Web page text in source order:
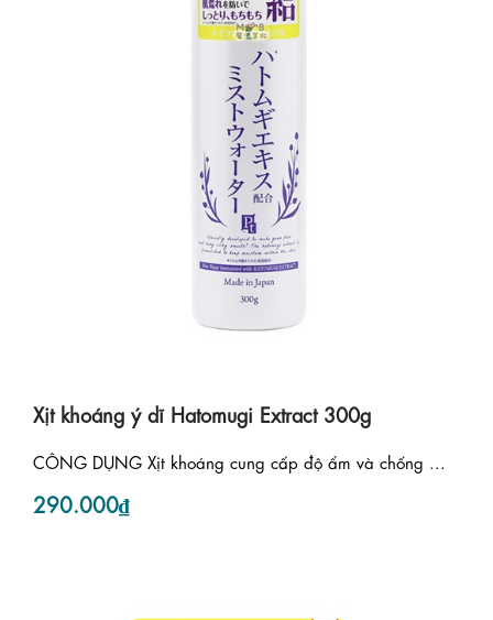
Xịt khoáng ý dĩ Hatomugi Extract 300g
CÔNG DỤNG Xịt khoáng cung cấp độ ẩm và chống ...
290.000₫